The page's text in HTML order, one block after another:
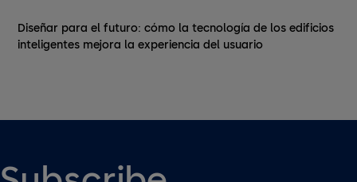
Diseñar para el futuro: cómo la tecnología de los edificios
inteligentes mejora la experiencia del usuario